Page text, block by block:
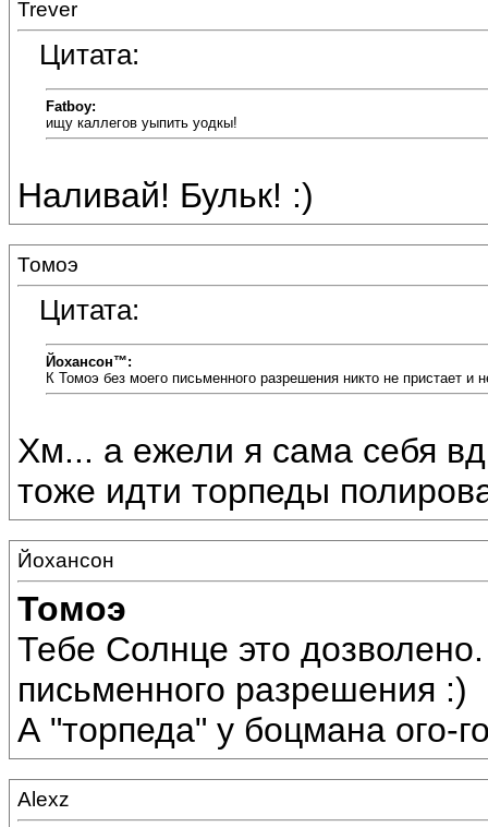
Trever
Цитата:
Fatboy:
ищу каллегов уыпить уодкы!
Наливай! Бульк! :)
Томоэ
Цитата:
Йохансон™:
К Томоэ без моего письменного разрешения никто не пристает
Хм... а ежели я сама себя
тоже идти торпеды
Йохансон
Томоэ
Тебе Солнце это
письменного разрешения :)
А "торпеда" у боцмана ого-
Alexz